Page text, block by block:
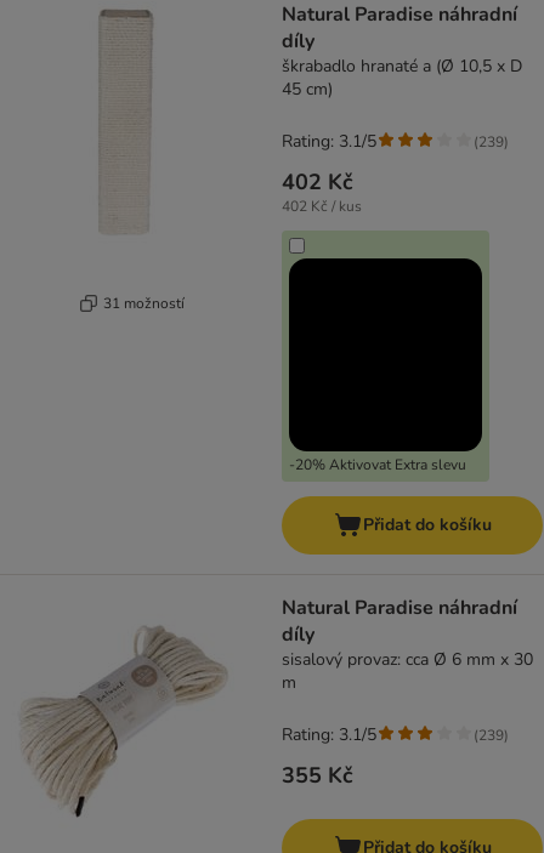
31 možností
Natural Paradise náhradní
díly
škrabadlo hranaté a (Ø 10,5 x D
45 cm)
402 Kč
402 Kč / kus
-20% Aktivovat Extra slevu
Rating: 3.1/5 (239)
Přidat do košíku
Natural Paradise náhradní
díly
sisalový provaz: cca Ø 6 mm x 30
m
355 Kč
Rating: 3.1/5 (239)
Přidat do košíku